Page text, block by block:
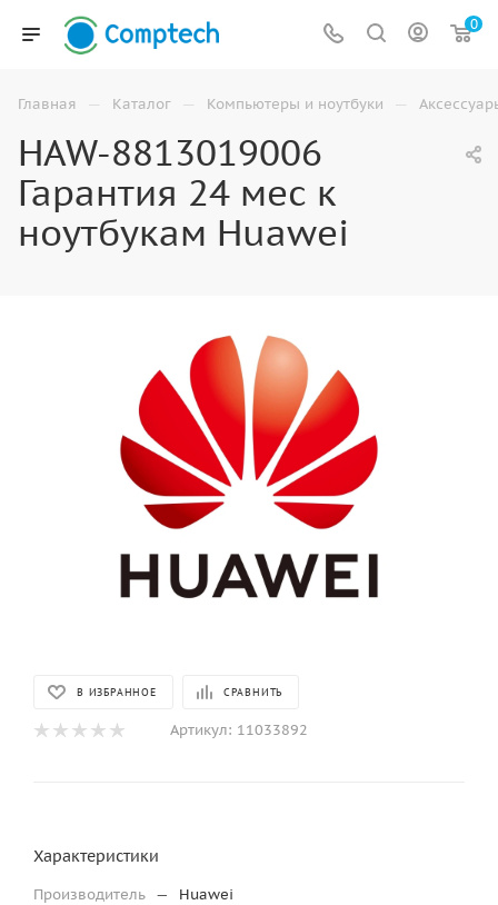
0
Главная — Каталог — Компьютеры и ноутбуки —
HAW-8813019006
Гарантия 24 мес к
ноутбукам Huawei
В ИЗБРАННОЕ СРАВНИТЬ
Артикул: 11033892
Характеристики
Производитель —
Huawei